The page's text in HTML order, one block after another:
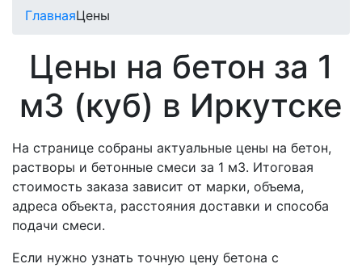
ГлавнаяЦены
Цены на бетон за 1
м3 (куб) в Иркутске
На странице собраны актуальные цены на бетон,
растворы и бетонные смеси за 1 м3. Итоговая
стоимость заказа зависит от марки, объема,
адреса объекта, расстояния доставки и способа
подачи смеси.
Если нужно узнать точную цену бетона с